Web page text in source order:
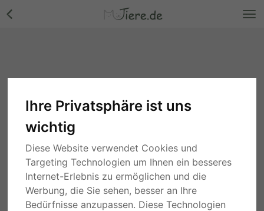
Ihre Privatsphäre ist uns
wichtig
Diese Website verwendet Cookies und
Targeting Technologien um Ihnen ein besseres
Internet-Erlebnis zu ermöglichen und die
Werbung, die Sie sehen, besser an Ihre
Bedürfnisse anzupassen. Diese Technologien